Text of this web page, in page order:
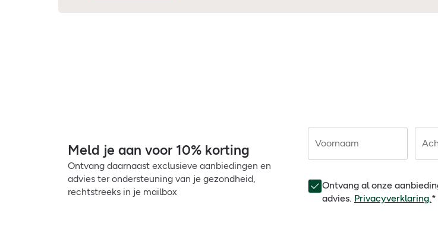
Meld je aan voor 10% korting
Ontvang daarnaast exclusieve aanbiedingen en
advies ter ondersteuning van je gezondheid,
rechtstreeks in je mailbox
Voornaam
Ontvang al onze
advies. Privacyverklaring.*